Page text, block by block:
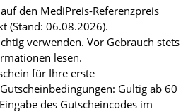
den MediPreis-Referenzpreis
(Stand: 06.08.2026).
verwenden. Vor Gebrauch stets
lesen.
für Ihre erste
Gültig ab 60
des Gutscheincodes im